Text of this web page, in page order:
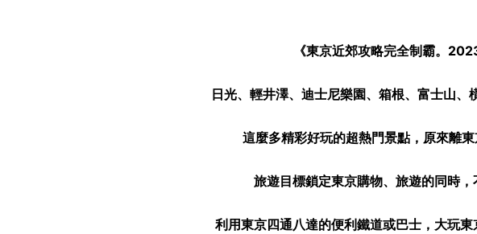
《東京近郊攻略完全制霸。
日光、輕井澤、迪士尼樂園、箱根、富士山
這麼多精彩好玩的超熱門景點，原來離
旅遊目標鎖定東京購物、旅遊的同時，
利用東京四通八達的便利鐵道或巴士，大玩